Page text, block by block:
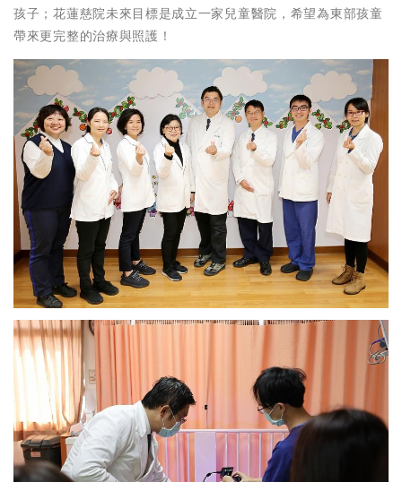
孩子；花蓮慈院未來目標是成立一家兒童醫院，希望為東部孩童
帶來更完整的治療與照護！